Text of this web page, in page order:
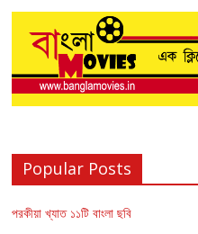
Popular Posts
পরকীয়া খ্যাত ১১টি বাংলা ছবি